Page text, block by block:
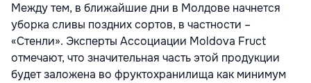
Между тем, в ближайшие дни в Молдове начнется
уборка сливы поздних сортов, в частности –
«Стенли». Эксперты Ассоциации Moldova Fruct
отмечают, что значительная часть этой продукции
будет заложена во фруктохранилища как минимум